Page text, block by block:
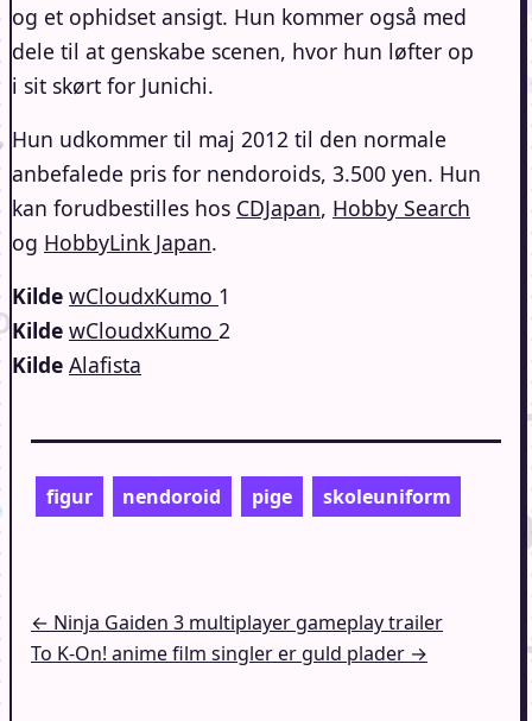
og et ophidset ansigt. Hun kommer også med
dele til at genskabe scenen, hvor hun løfter op
i sit skørt for Junichi.
Hun udkommer til maj 2012 til den normale
anbefalede pris for nendoroids, 3.500 yen. Hun
kan forudbestilles hos CDJapan, Hobby Search
og HobbyLink Japan.
Kilde wCloudxKumo 1
Kilde wCloudxKumo 2
Kilde Alafista
figur nendoroid pige skoleuniform
Indlægsnavigation
← Ninja Gaiden 3 multiplayer gameplay trailer
To K-On! anime film singler er guld plader →